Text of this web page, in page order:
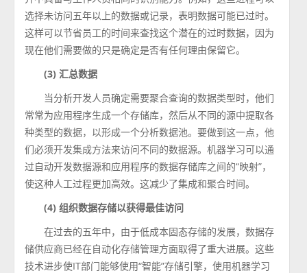
选择未访问五年以上的数据或记录，表明数据可能已过时。
这样可以节省员工的时间来查找这个潜在的过时数据，因为
现在他们需要做的只是确定是否有任何理由保留它。
(3) 汇总数据
当分析开发人员确定需要聚合查询的数据类型时，他们
常常为应用程序生成一个存储库，然后从不同的源中提取各
种类型的数据，以形成一个分析数据池。要做到这一点，他
们必须开发集成方法来访问不同的数据源。机器学习可以通
过自动开发数据源和应用程序的数据存储库之间的“映射”，
使这种人工过程更加高效。这减少了集成和聚合时间。
(4) 组织数据存储以获得最佳访问
在过去的五年中，由于低成本固态存储的发展，数据存
储供应商已经在自动化存储管理方面取得了重大进展。这些
技术进步使IT部门能够使用“智能”存储引擎，使用机器学习